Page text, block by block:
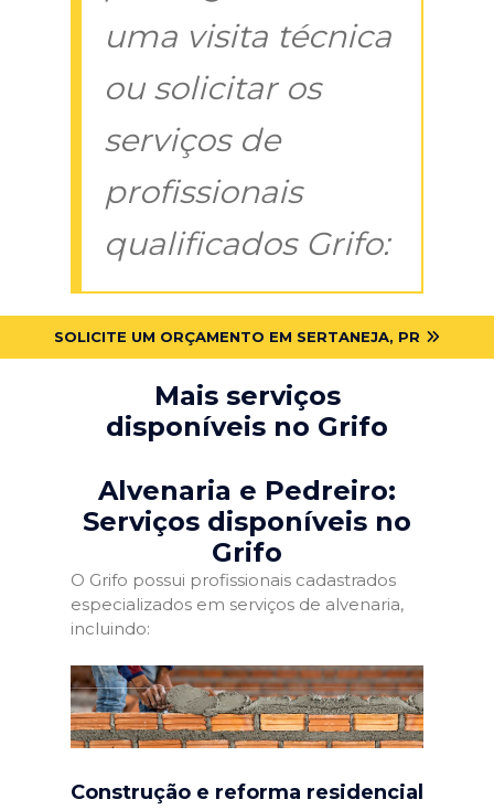
uma visita técnica
ou solicitar os
serviços de
profissionais
qualificados Grifo:
SOLICITE UM ORÇAMENTO EM SERTANEJA, PR
Mais serviços
disponíveis no Grifo
Alvenaria e Pedreiro:
Serviços disponíveis no
Grifo
O Grifo possui profissionais cadastrados
especializados em serviços de alvenaria,
incluindo:
Construção e reforma residencial